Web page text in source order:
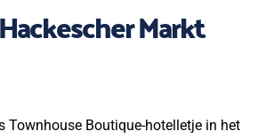
Markt
Townhouse Boutique-hotelletje in het